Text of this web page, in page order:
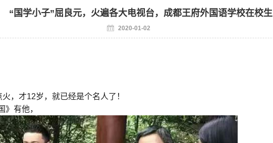
“国学小子”屈良元，火遍各大电视台，成都王府外国语学校在校生
2020-01-02
，才12岁，就已经是个名人了！
》有他，